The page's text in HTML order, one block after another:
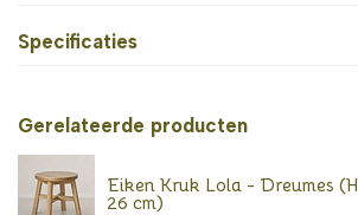
Specificaties
Gerelateerde producten
Eiken Kruk Lola - Dreumes (H
26 cm)